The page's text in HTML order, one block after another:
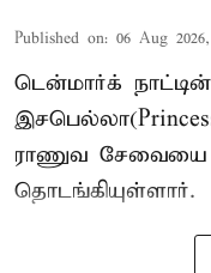
Published on: 06 Aug
டென்மார்க்
ராணுவ சேவையை
தொடங்கியுள்ளார்.